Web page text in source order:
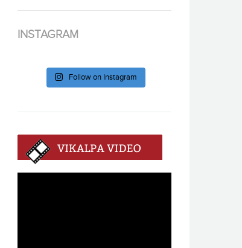
INSTAGRAM
Follow on Instagram